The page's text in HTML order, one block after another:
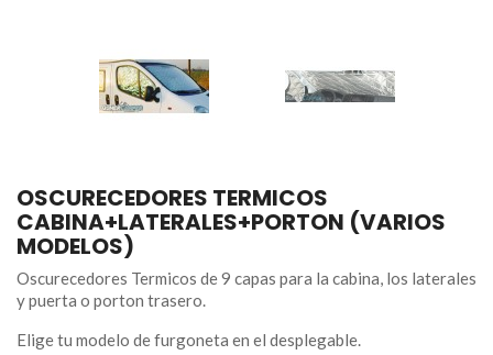
OSCURECEDORES TERMICOS
CABINA+LATERALES+PORTON (VARIOS
MODELOS)
Oscurecedores Termicos de 9 capas para la cabina, los laterales
y puerta o porton trasero.
Elige tu modelo de furgoneta en el desplegable.